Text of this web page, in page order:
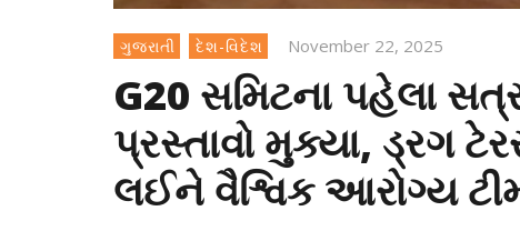
ગુજરાતી દેશ-વિદેશ November 22, 2025
G20 સમિટના પહેલા
પ્રસ્તાવો મુક્યા, ડ્રગ
લઈને વૈશ્વિક આરોગ્ય